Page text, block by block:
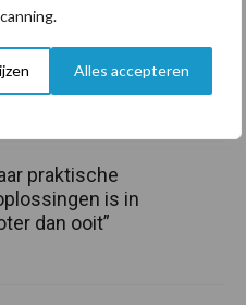
Alles accepteren
levensduur
praktische
is in
dan ooit”